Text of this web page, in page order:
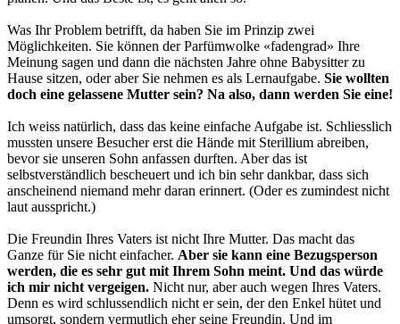
Was Ihr Problem betrifft, da haben Sie im Prinzip zwei
Möglichkeiten. Sie können der Parfümwolke «fadengrad» Ihre
Meinung sagen und dann die nächsten Jahre ohne Babysitter zu
Hause sitzen, oder aber Sie nehmen es als Lernaufgabe. Sie wollten
doch eine gelassene Mutter sein? Na also, dann werden Sie eine!
Ich weiss natürlich, dass das keine einfache Aufgabe ist. Schliesslich
mussten unsere Besucher erst die Hände mit Sterillium abreiben,
bevor sie unseren Sohn anfassen durften. Aber das ist
selbstverständlich bescheuert und ich bin sehr dankbar, dass sich
anscheinend niemand mehr daran erinnert. (Oder es zumindest nicht
laut ausspricht.)
Die Freundin Ihres Vaters ist nicht Ihre Mutter. Das macht das
Ganze für Sie nicht einfacher. Aber sie kann eine Bezugsperson
werden, die es sehr gut mit Ihrem Sohn meint. Und das würde
ich mir nicht vergeigen. Nicht nur, aber auch wegen Ihres Vaters.
Denn es wird schlussendlich nicht er sein, der den Enkel hütet und
umsorgt, sondern vermutlich eher seine Freundin. Und im